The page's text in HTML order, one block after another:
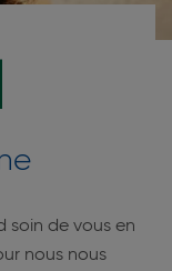
soin de vous en
nous nous